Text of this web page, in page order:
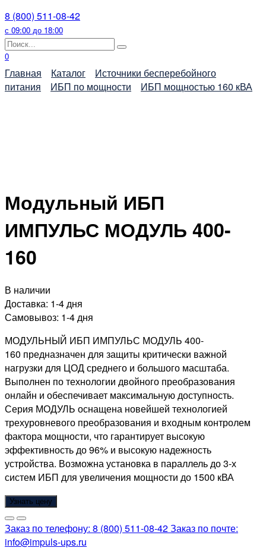
8 (800) 511-08-42
с 09:00 до 18:00
Search
for:
0
Главная Каталог
Источники бесперебойного
питания
ИБП по мощности ИБП мощностью 160 кВА
Модульный ИБП
ИМПУЛЬС МОДУЛЬ 400-
160
В наличии
Доставка: 1-4 дня
Самовывоз: 1-4 дня
МОДУЛЬНЫЙ ИБП ИМПУЛЬС МОДУЛЬ 400-
160 предназначен для защиты критически важной
нагрузки для ЦОД среднего и большого масштаба.
Выполнен по технологии двойного преобразования
онлайн и обеспечивает максимальную доступность.
Серия МОДУЛЬ оснащена новейшей технологией
трехуровневого преобразования и входным контролем
фактора мощности, что гарантирует высокую
эффективность до 96% и высокую надежность
устройства. Возможна установка в параллель до 3-х
систем ИБП для увеличения мощности до 1500 кВА
Узнать цену
Заказ по телефону: 8 (800) 511-08-42Заказ по почте:
info@impuls-ups.ru